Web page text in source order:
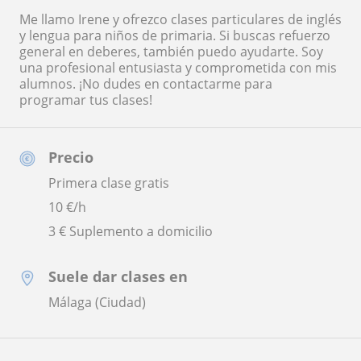
Precio
Primera clase gratis
10€/h
3 € Suplemento a domicilio
Suele dar clases en
Málaga (Ciudad)
Me llamo Irene y ofrezco clases particulares de inglés
y lengua para niños de primaria. Si buscas refuerzo
general en deberes, también puedo ayudarte. Soy
una profesional entusiasta y comprometida con mis
alumnos. ¡No dudes en contactarme para
programar tus clases!